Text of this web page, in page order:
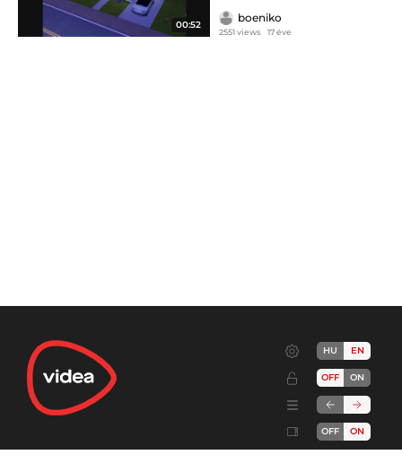
00:52
boeniko
2551 views 17 éve
HU EN
OFF ON
OFF ON